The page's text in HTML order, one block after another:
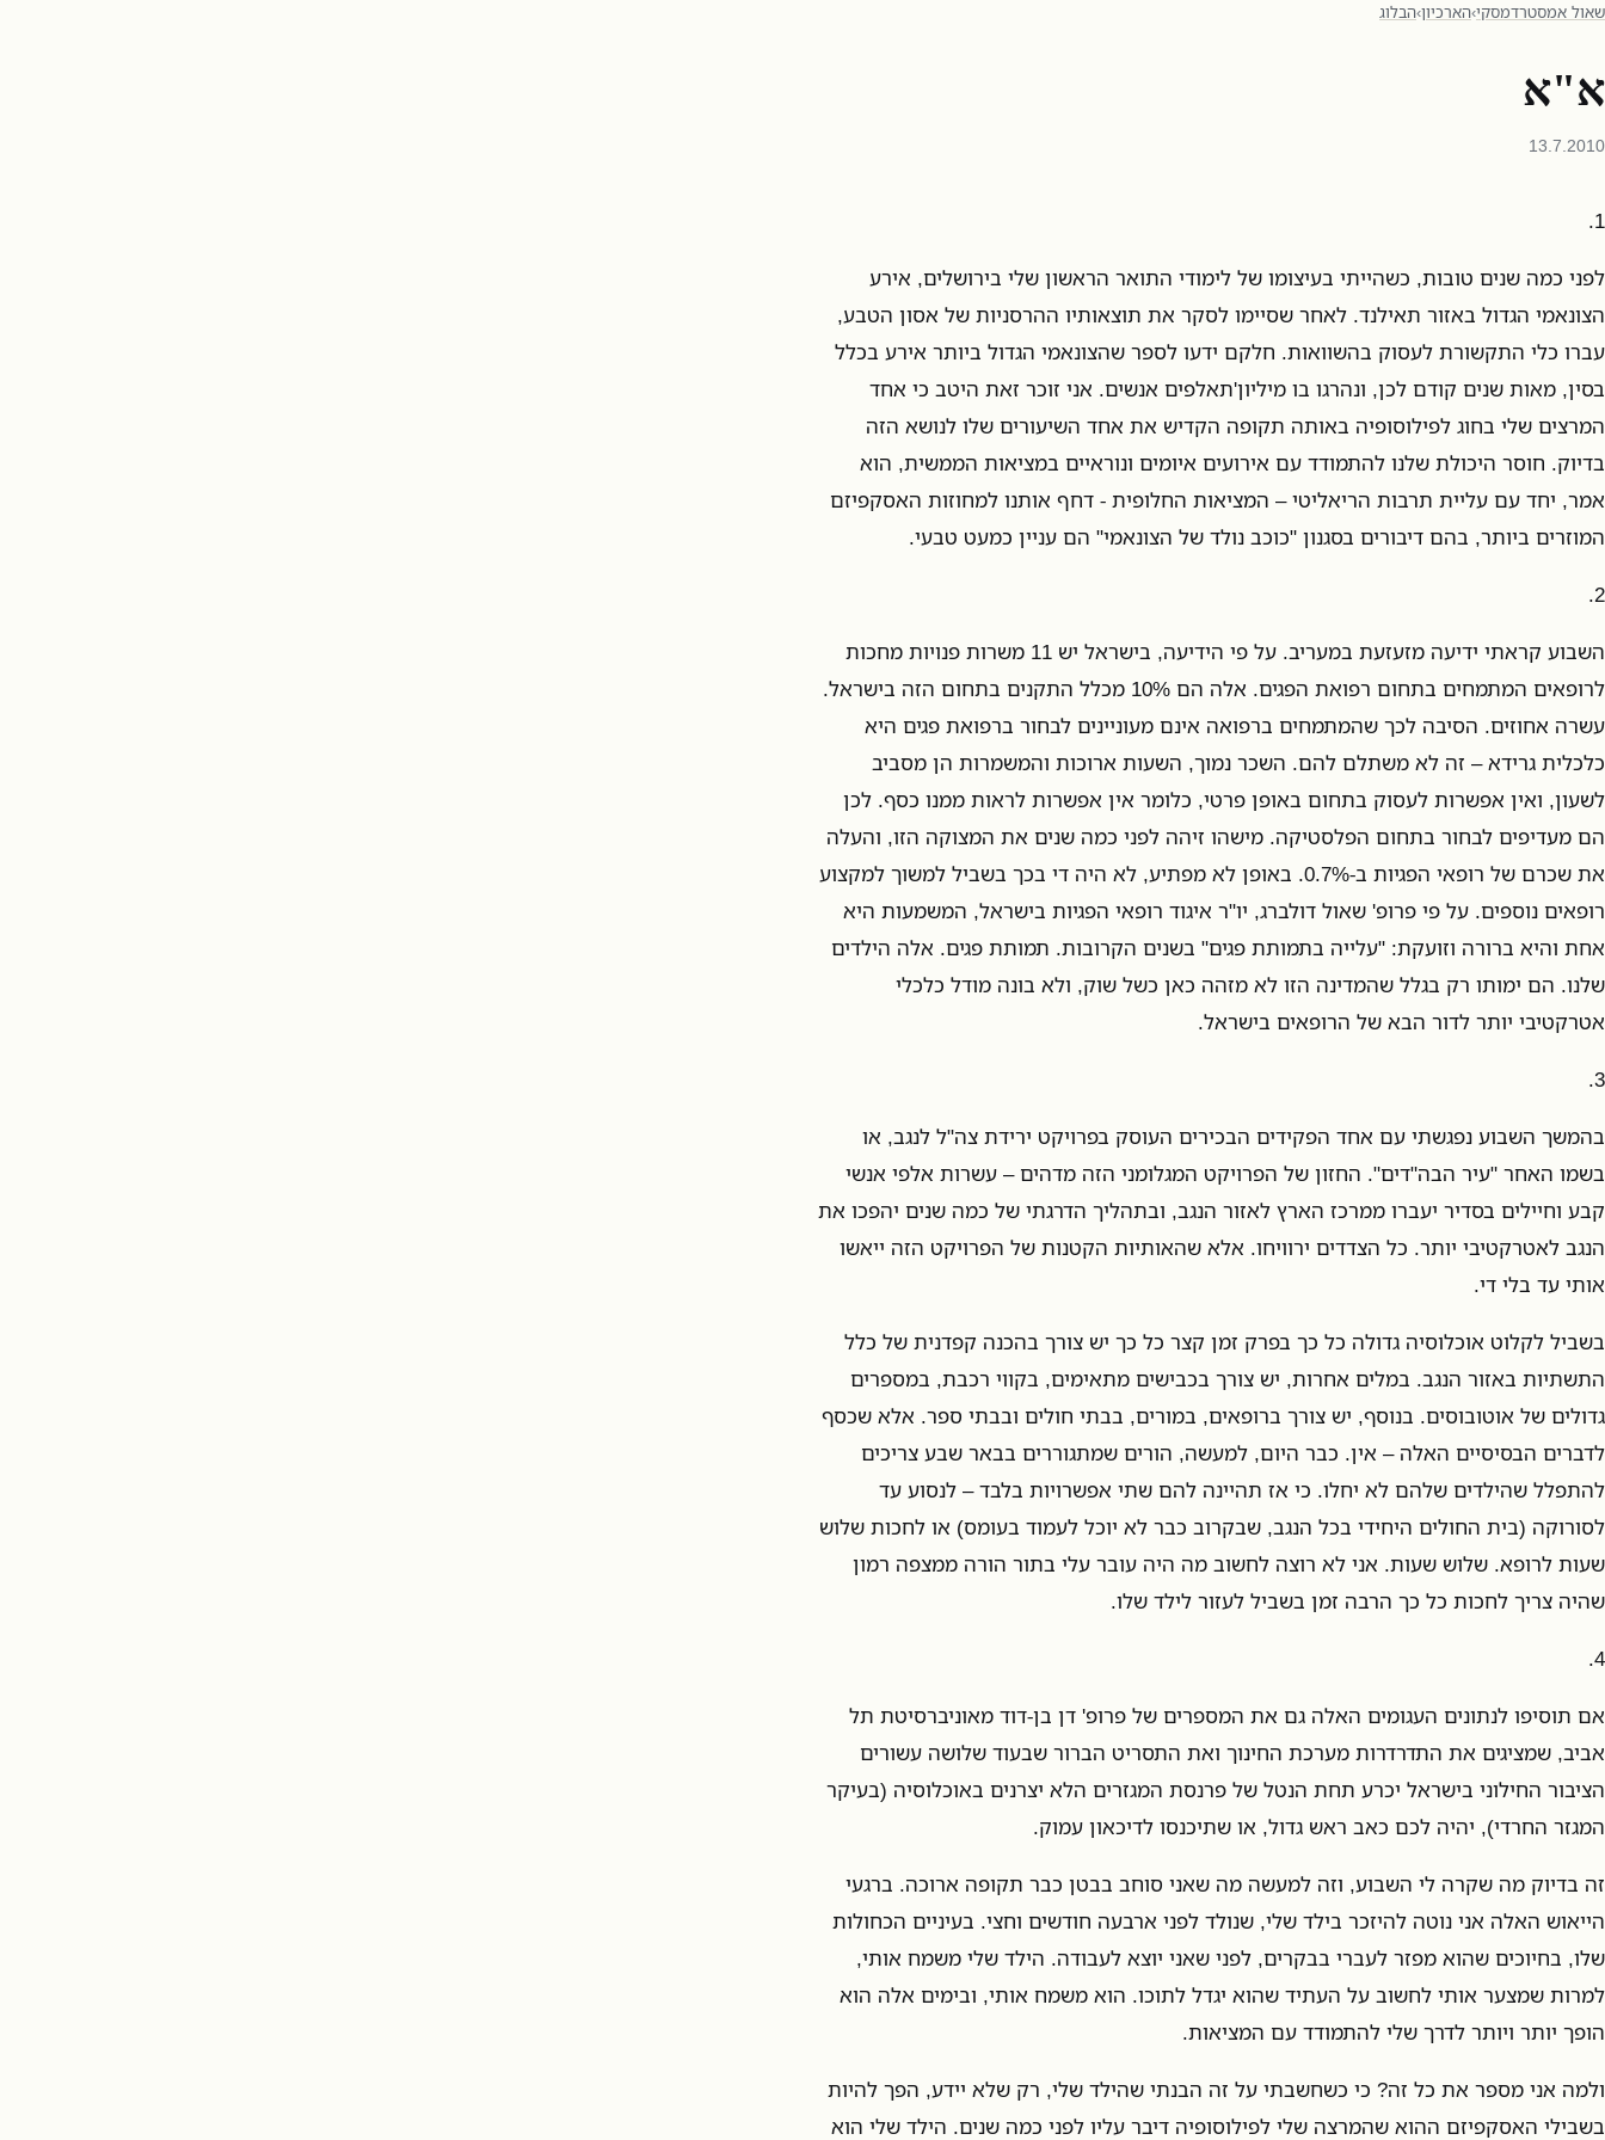
שאול אמסטרדמסקי›הארכיון›הבלוג
א"א
13.7.2010
1.
לפני כמה שנים טובות, כשהייתי בעיצומו של לימודי התואר הראשון שלי בירושלים, אירע
הצונאמי הגדול באזור תאילנד. לאחר שסיימו לסקר את תוצאותיו ההרסניות של אסון הטבע,
עברו כלי התקשורת לעסוק בהשוואות. חלקם ידעו לספר שהצונאמי הגדול ביותר אירע בכלל
בסין, מאות שנים קודם לכן, ונהרגו בו מיליון'תאלפים אנשים. אני זוכר זאת היטב כי אחד
המרצים שלי בחוג לפילוסופיה באותה תקופה הקדיש את אחד השיעורים שלו לנושא הזה
בדיוק. חוסר היכולת שלנו להתמודד עם אירועים איומים ונוראיים במציאות הממשית, הוא
אמר, יחד עם עליית תרבות הריאליטי – המציאות החלופית - דחף אותנו למחוזות האסקפיזם
המוזרים ביותר, בהם דיבורים בסגנון "כוכב נולד של הצונאמי" הם עניין כמעט טבעי.
2.
השבוע קראתי ידיעה מזעזעת במעריב. על פי הידיעה, בישראל יש 11 משרות פנויות מחכות
לרופאים המתמחים בתחום רפואת הפגים. אלה הם 10% מכלל התקנים בתחום הזה בישראל.
עשרה אחוזים. הסיבה לכך שהמתמחים ברפואה אינם מעוניינים לבחור ברפואת פגים היא
כלכלית גרידא – זה לא משתלם להם. השכר נמוך, השעות ארוכות והמשמרות הן מסביב
לשעון, ואין אפשרות לעסוק בתחום באופן פרטי, כלומר אין אפשרות לראות ממנו כסף. לכן
הם מעדיפים לבחור בתחום הפלסטיקה. מישהו זיהה לפני כמה שנים את המצוקה הזו, והעלה
את שכרם של רופאי הפגיות ב-0.7%. באופן לא מפתיע, לא היה די בכך בשביל למשוך למקצוע
רופאים נוספים. על פי פרופ' שאול דולברג, יו"ר איגוד רופאי הפגיות בישראל, המשמעות היא
אחת והיא ברורה וזועקת: "עלייה בתמותת פגים" בשנים הקרובות. תמותת פגים. אלה הילדים
שלנו. הם ימותו רק בגלל שהמדינה הזו לא מזהה כאן כשל שוק, ולא בונה מודל כלכלי
אטרקטיבי יותר לדור הבא של הרופאים בישראל.
3.
בהמשך השבוע נפגשתי עם אחד הפקידים הבכירים העוסק בפרויקט ירידת צה"ל לנגב, או
בשמו האחר "עיר הבה"דים". החזון של הפרויקט המגלומני הזה מדהים – עשרות אלפי אנשי
קבע וחיילים בסדיר יעברו ממרכז הארץ לאזור הנגב, ובתהליך הדרגתי של כמה שנים יהפכו את
הנגב לאטרקטיבי יותר. כל הצדדים ירוויחו. אלא שהאותיות הקטנות של הפרויקט הזה ייאשו
אותי עד בלי די.
בשביל לקלוט אוכלוסיה גדולה כל כך בפרק זמן קצר כל כך יש צורך בהכנה קפדנית של כלל
התשתיות באזור הנגב. במלים אחרות, יש צורך בכבישים מתאימים, בקווי רכבת, במספרים
גדולים של אוטובוסים. בנוסף, יש צורך ברופאים, במורים, בבתי חולים ובבתי ספר. אלא שכסף
לדברים הבסיסיים האלה – אין. כבר היום, למעשה, הורים שמתגוררים בבאר שבע צריכים
להתפלל שהילדים שלהם לא יחלו. כי אז תהיינה להם שתי אפשרויות בלבד – לנסוע עד
לסורוקה (בית החולים היחידי בכל הנגב, שבקרוב כבר לא יוכל לעמוד בעומס) או לחכות שלוש
שעות לרופא. שלוש שעות. אני לא רוצה לחשוב מה היה עובר עלי בתור הורה ממצפה רמון
שהיה צריך לחכות כל כך הרבה זמן בשביל לעזור לילד שלו.
4.
אם תוסיפו לנתונים העגומים האלה גם את המספרים של פרופ' דן בן-דוד מאוניברסיטת תל
אביב, שמציגים את התדרדרות מערכת החינוך ואת התסריט הברור שבעוד שלושה עשורים
הציבור החילוני בישראל יכרע תחת הנטל של פרנסת המגזרים הלא יצרנים באוכלוסיה (בעיקר
המגזר החרדי), יהיה לכם כאב ראש גדול, או שתיכנסו לדיכאון עמוק.
זה בדיוק מה שקרה לי השבוע, וזה למעשה מה שאני סוחב בבטן כבר תקופה ארוכה. ברגעי
הייאוש האלה אני נוטה להיזכר בילד שלי, שנולד לפני ארבעה חודשים וחצי. בעיניים הכחולות
שלו, בחיוכים שהוא מפזר לעברי בבקרים, לפני שאני יוצא לעבודה. הילד שלי משמח אותי,
למרות שמצער אותי לחשוב על העתיד שהוא יגדל לתוכו. הוא משמח אותי, ובימים אלה הוא
הופך יותר ויותר לדרך שלי להתמודד עם המציאות.
ולמה אני מספר את כל זה? כי כשחשבתי על זה הבנתי שהילד שלי, רק שלא יידע, הפך להיות
בשבילי האסקפיזם ההוא שהמרצה שלי לפילוסופיה דיבר עליו לפני כמה שנים. הילד שלי הוא